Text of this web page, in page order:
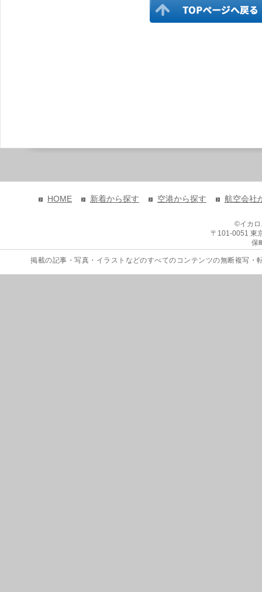
HOME 新着から探す 空港から探す 航空会社
©イカ
〒101-0051 東
保
掲載の記事・写真・イラストなどのすべてのコンテンツの無断複